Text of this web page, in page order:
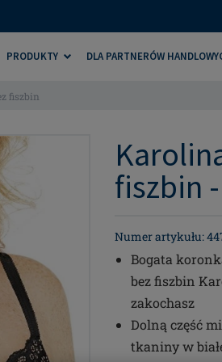
PRODUKTY DLA PARTNERÓW
fiszbin
fiszbin
Numer artykułu:
Bogata
bez fiszbin
zakochasz
Dolną część
tkaniny w